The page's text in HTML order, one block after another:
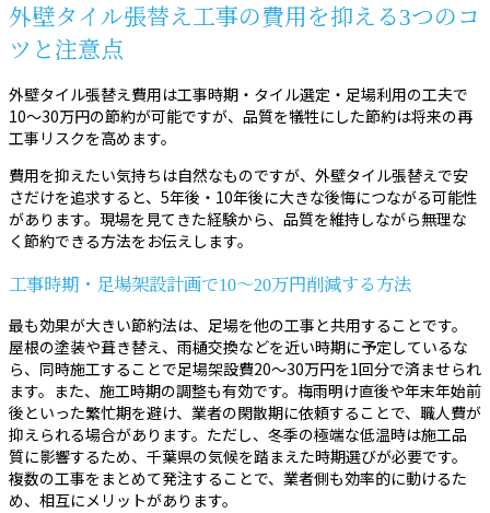
外壁タイル張替え工事の費用を抑える3つのコ
ツと注意点
外壁タイル張替え費用は工事時期・タイル選定・足場利用の工夫で
10〜30万円の節約が可能ですが、品質を犠牲にした節約は将来の再
工事リスクを高めます。
費用を抑えたい気持ちは自然なものですが、外壁タイル張替えで安
さだけを追求すると、5年後・10年後に大きな後悔につながる可能性
があります。現場を見てきた経験から、品質を維持しながら無理な
く節約できる方法をお伝えします。
工事時期・足場架設計画で10〜20万円削減する方法
最も効果が大きい節約法は、足場を他の工事と共用することです。
屋根の塗装や葺き替え、雨樋交換などを近い時期に予定しているな
ら、同時施工することで足場架設費20〜30万円を1回分で済ませられ
ます。また、施工時期の調整も有効です。梅雨明け直後や年末年始前
後といった繁忙期を避け、業者の閑散期に依頼することで、職人費が
抑えられる場合があります。ただし、冬季の極端な低温時は施工品
質に影響するため、千葉県の気候を踏まえた時期選びが必要です。
複数の工事をまとめて発注することで、業者側も効率的に動けるた
め、相互にメリットがあります。